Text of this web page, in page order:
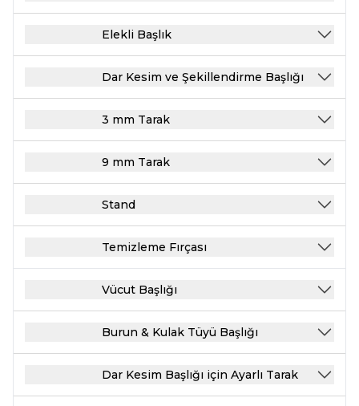
Elekli Başlık
Dar Kesim ve Şekillendirme Başlığı
3 mm Tarak
9 mm Tarak
Stand
Temizleme Fırçası
Vücut Başlığı
Burun & Kulak Tüyü Başlığı
Dar Kesim Başlığı için Ayarlı Tarak